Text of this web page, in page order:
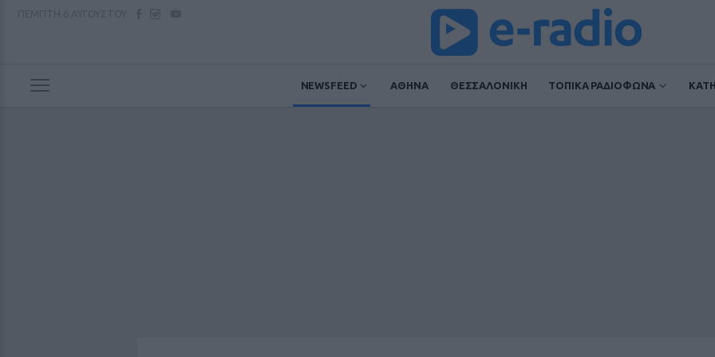
NEWSFEED ΑΘΗΝΑ ΘΕΣΣΑΛΟΝΙΚΗ ΤΟΠΙΚΑ ΡΑΔΙΟΦΩΝΑ